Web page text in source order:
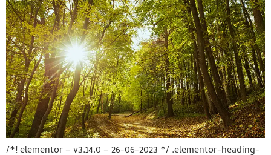
/*! elementor – v3.14.0 – 26-06-2023 */ .elementor-heading-